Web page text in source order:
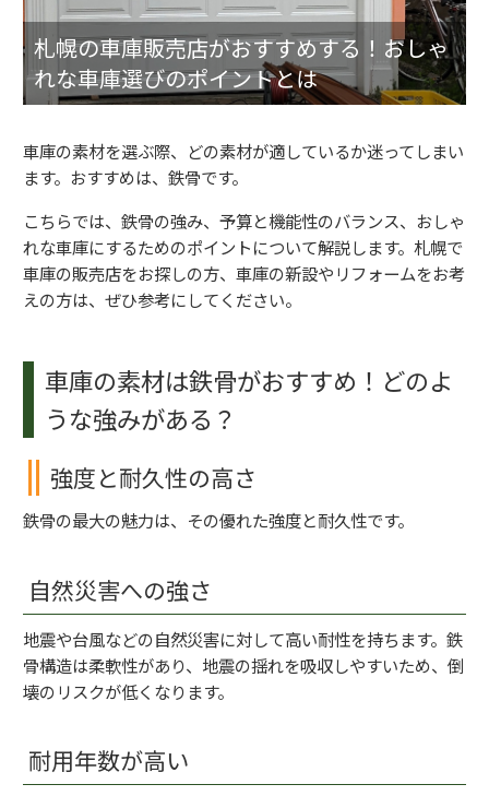
札幌の車庫販売店がおすすめする！おしゃ
れな車庫選びのポイントとは
車庫の素材を選ぶ際、どの素材が適しているか迷ってしまい
ます。おすすめは、鉄骨です。
こちらでは、鉄骨の強み、予算と機能性のバランス、おしゃ
れな車庫にするためのポイントについて解説します。札幌で
車庫の販売店をお探しの方、車庫の新設やリフォームをお考
えの方は、ぜひ参考にしてください。
車庫の素材は鉄骨がおすすめ！どのよ
うな強みがある？
強度と耐久性の高さ
鉄骨の最大の魅力は、その優れた強度と耐久性です。
自然災害への強さ
地震や台風などの自然災害に対して高い耐性を持ちます。鉄
骨構造は柔軟性があり、地震の揺れを吸収しやすいため、倒
壊のリスクが低くなります。
耐用年数が高い